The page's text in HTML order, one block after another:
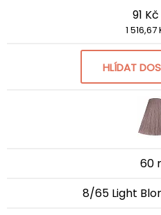
91 Kč
1 516,67
HLÍDAT
60
8/65 Light